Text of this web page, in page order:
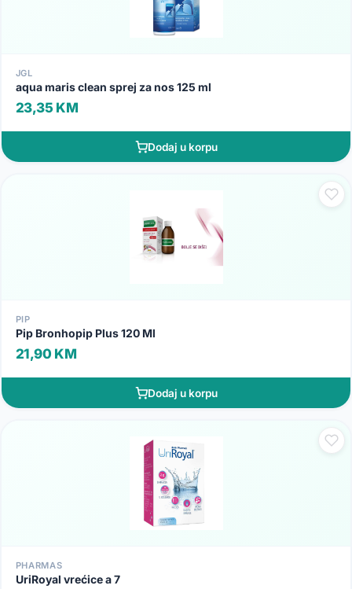
JGL
aqua maris clean sprej za nos 125 ml
23,35 KM
Dodaj u korpu
PIP
Pip Bronhopip Plus 120 Ml
21,90 KM
Dodaj u korpu
PHARMAS
UriRoyal vrećice a 7